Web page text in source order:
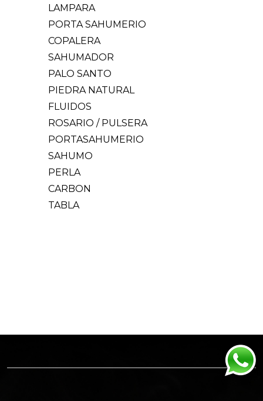
LAMPARA
PORTA SAHUMERIO
COPALERA
SAHUMADOR
PALO SANTO
PIEDRA NATURAL
FLUIDOS
ROSARIO / PULSERA
PORTASAHUMERIO
SAHUMO
PERLA
CARBON
TABLA